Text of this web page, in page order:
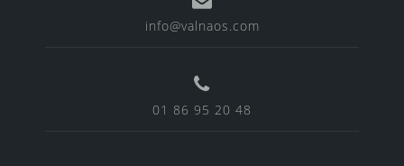
info@valnaos.com
01 86 95 20 48